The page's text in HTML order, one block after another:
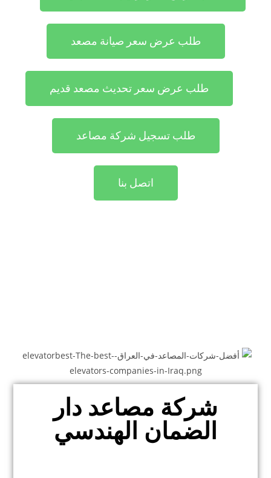
طلب عرض سعر صيانة مصعد
طلب عرض سعر تحديث مصعد قديم
طلب تسجيل شركة مصاعد
اتصل بنا
شركة مصاعد دار
الضمان الهندسي